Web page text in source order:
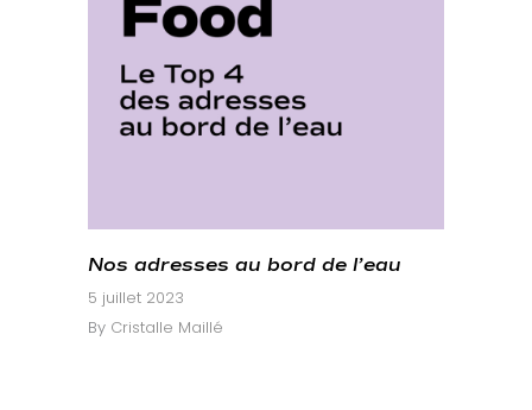
Nos adresses au bord de l’eau
5 juillet 2023
By Cristalle Maillé